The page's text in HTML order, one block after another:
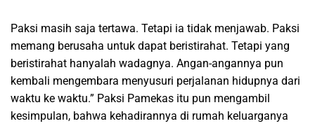
Paksi masih saja tertawa. Tetapi ia tidak menjawab. Paksi
memang berusaha untuk dapat beristirahat. Tetapi yang
beristirahat hanyalah wadagnya. Angan-angannya pun
kembali mengembara menyusuri perjalanan hidupnya dari
waktu ke waktu.” Paksi Pamekas itu pun mengambil
kesimpulan, bahwa kehadirannya di rumah keluarganya